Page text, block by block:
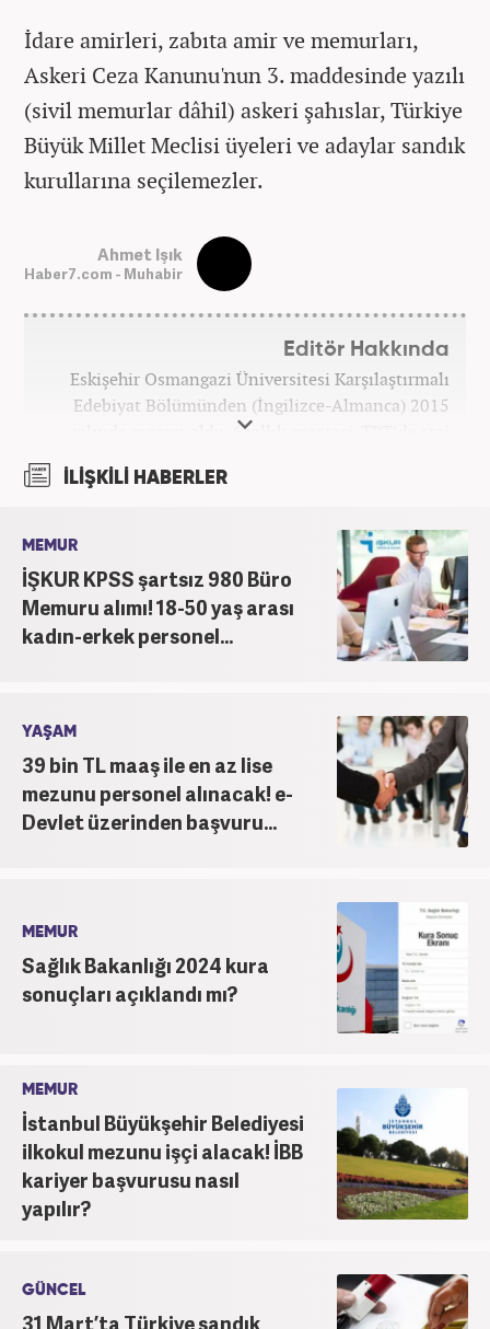
İdare amirleri, zabıta amir ve memurları,
Askeri Ceza Kanunu'nun 3. maddesinde yazılı
(sivil memurlar dâhil) askeri şahıslar, Türkiye
Büyük Millet Meclisi üyeleri ve adaylar sandık
kurullarına seçilemezler.
Ahmet Işık
Haber7.com - Muhabir
Editör Hakkında
Eskişehir Osmangazi Üniversitesi Karşılaştırmalı
Edebiyat Bölümünden (İngilizce-Almanca) 2015
yılında mezun oldu. 6 yıllık gazeteci. TRT’de staj
internet haberciliğine başladı. Haber7.com’da
İLİŞKİLİ HABERLER
MEMUR
İŞKUR KPSS şartsız 980 Büro
Memuru alımı! 18-50 yaş arası
kadın-erkek personel...
YAŞAM
39 bin TL maaş ile en az lise
mezunu personel alınacak! e-
Devlet üzerinden başvuru...
MEMUR
Sağlık Bakanlığı 2024 kura
sonuçları açıklandı mı?
MEMUR
İstanbul Büyükşehir Belediyesi
ilkokul mezunu işçi alacak! İBB
kariyer başvurusu nasıl
yapılır?
GÜNCEL
31 Mart’ta Türkiye sandık